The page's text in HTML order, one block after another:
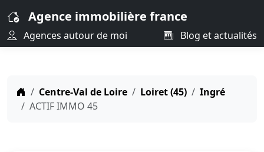
Agence immobilière france
Agences autour de moi Blog et actualités
Centre-Val de Loire Loiret (45)
Ingré
ACTIF IMMO 45